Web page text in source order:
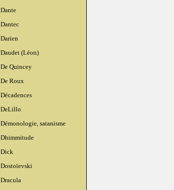
Dante
Dantec
Darien
Daudet (Léon)
De Quincey
De Roux
Décadences
DeLillo
Démonologie, satanisme
Dhimmitude
Dick
Dostoïevski
Dracula